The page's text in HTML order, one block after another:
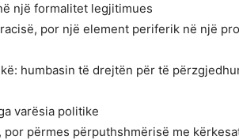
një formalitet legjitimues
por një element periferik në një
humbasin të drejtën për të
varësia politike
përmes përputhshmërisë me